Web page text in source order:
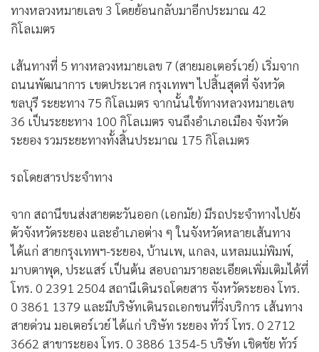
ทางหลวงหมายเลข 3 โดยย้อนกลับมาอีกประมาณ 42
กิโลเมตร
เส้นทางที่ 5 ทางหลวงหมายเลข 7 (สายมอเตอร์เวย์) เริ่มจาก
ถนนพัฒนาการ เขตประเวศ กรุงเทพฯ ไปสิ้นสุดที่ จังหวัด
ชลบุรี ระยะทาง 75 กิโลเมตร จากนั้นใช้ทางหลวงหมายเลข
36 เป็นระยะทาง 100 กิโลเมตร จนถึงอำเภอเมือง จังหวัด
ระยอง รวมระยะทางทั้งสิ้นประมาณ 175 กิโลเมตร
รถโดยสารประจำทาง
จาก สถานีขนส่งสายตะวันออก (เอกมัย) มีรถประจำทางไปยัง
ตัวจังหวัดระยอง และอำเภอต่าง ๆ ในจังหวัดหลายเส้นทาง
ได้แก่ สายกรุงเทพฯ-ระยอง, บ้านเพ, แกลง, แหลมแม่พิมพ์,
มาบตาพุด, ประแสร์ เป็นต้น สอบถามรายละเอียดเพิ่มเติมได้ที่
โทร. 0 2391 2504 สถานีเดินรถโดยสาร จังหวัดระยอง โทร.
0 3861 1379 และมีบริษัทเดินรถเอกชนที่วิ่งบริการ เส้นทาง
สายด่วน มอเตอร์เวย์ ได้แก่ บริษัท ระยอง ทัวร์ โทร. 0 2712
3662 สาขาระยอง โทร. 0 3886 1354-5 บริษัท เชิดชัย ทัวร์